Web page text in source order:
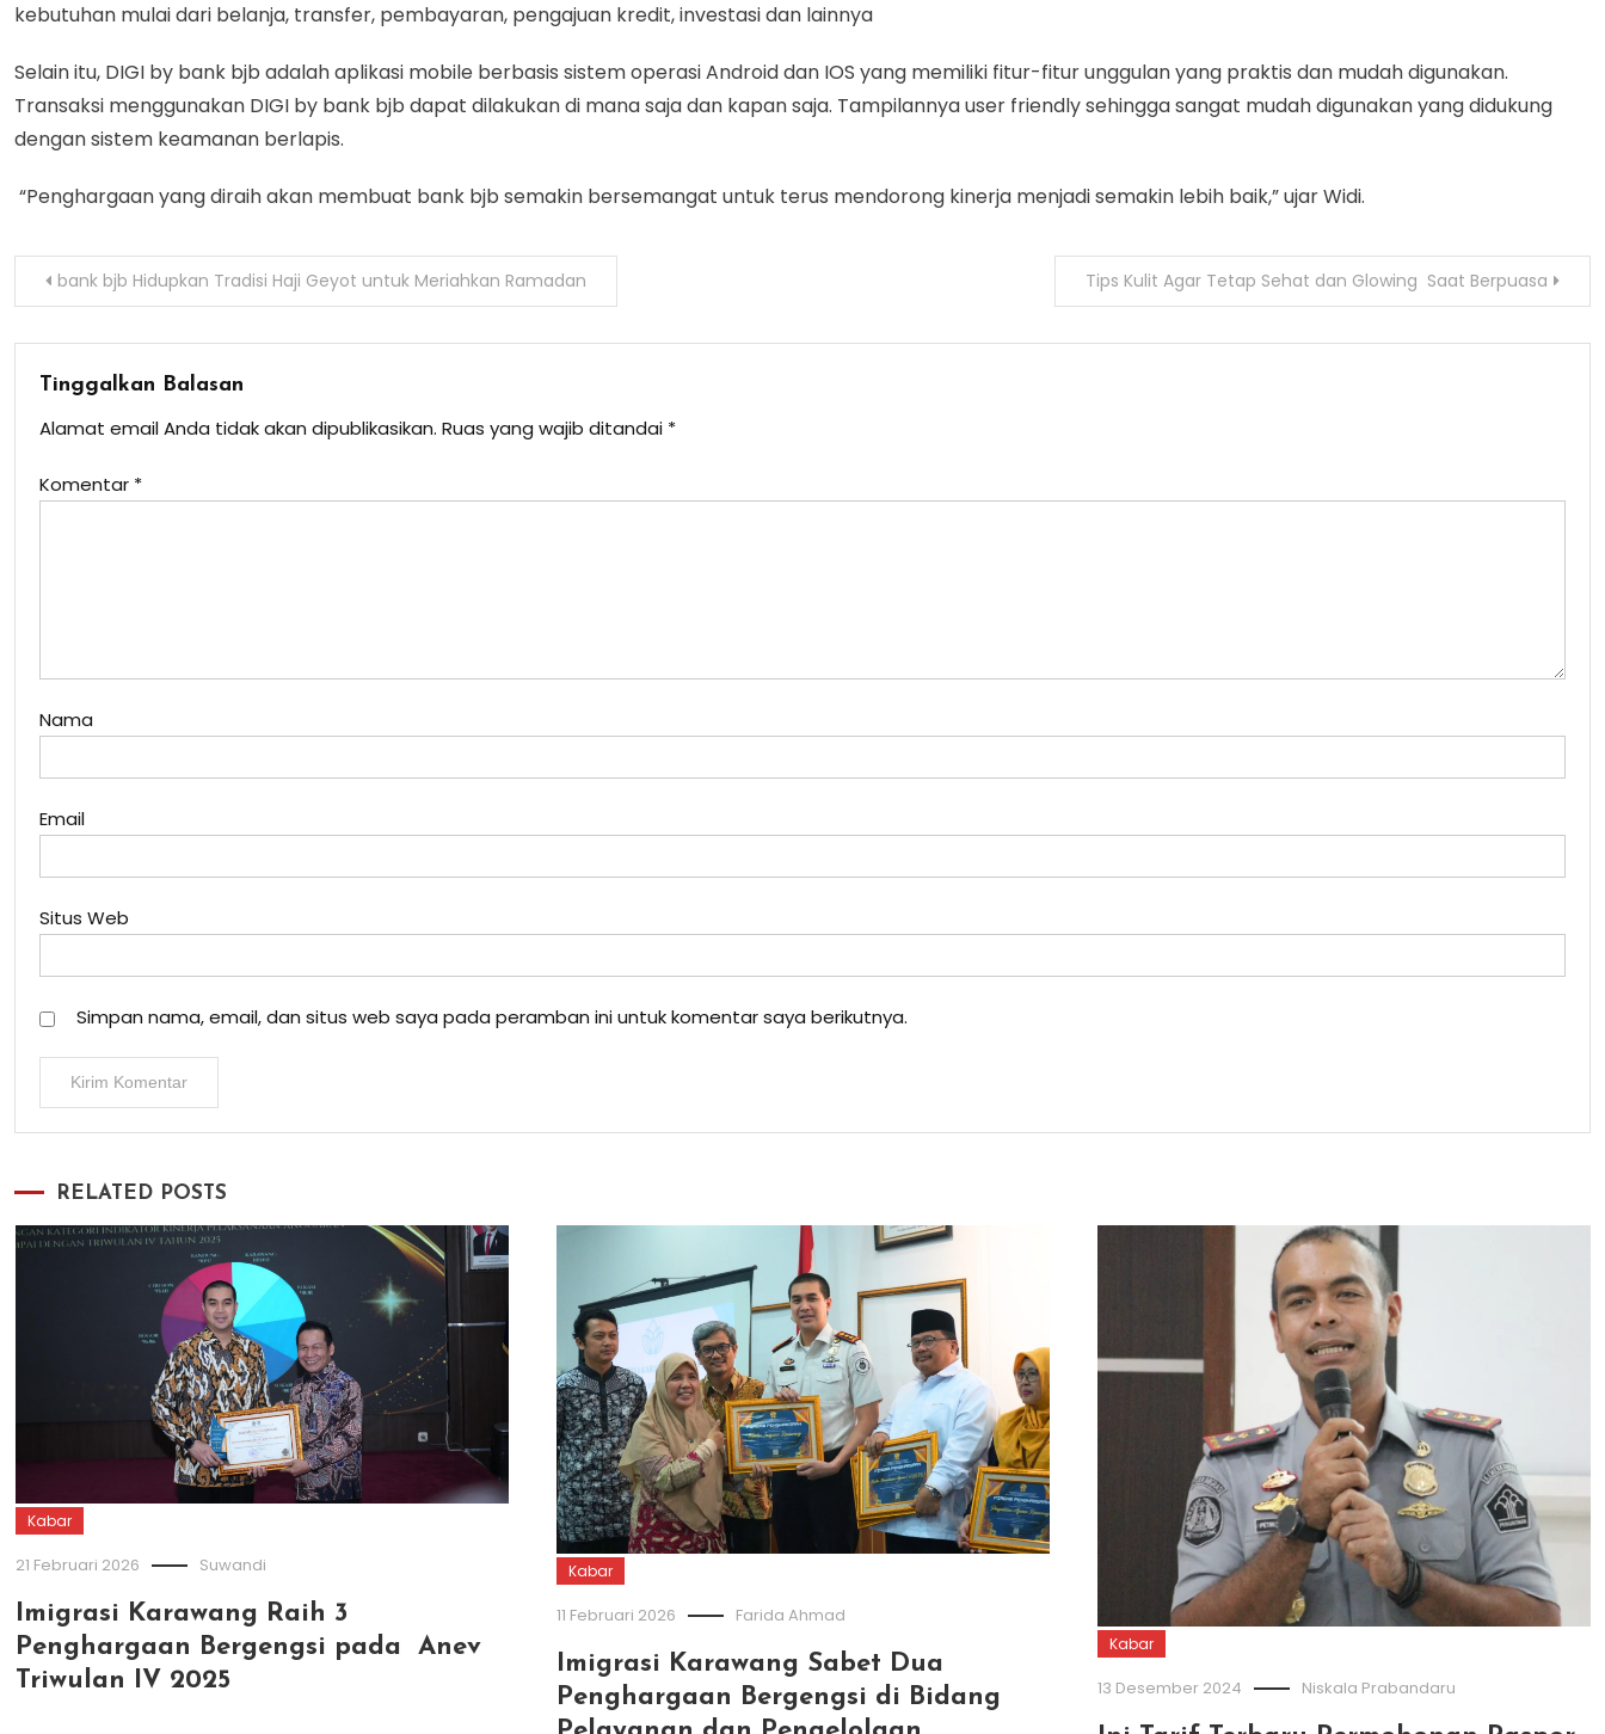
kebutuhan mulai dari belanja, transfer, pembayaran, pengajuan kredit, investasi dan lainnya
Selain itu, DIGI by bank bjb adalah aplikasi mobile berbasis sistem operasi Android dan IOS yang memiliki fitur-fitur unggulan yang praktis dan mudah digunakan.
Transaksi menggunakan DIGI by bank bjb dapat dilakukan di mana saja dan kapan saja. Tampilannya user friendly sehingga sangat mudah digunakan yang didukung
dengan sistem keamanan berlapis.
“Penghargaan yang diraih akan membuat bank bjb semakin bersemangat untuk terus mendorong kinerja menjadi semakin lebih baik,” ujar Widi.
Navigasi
bank bjb Hidupkan Tradisi Haji Geyot untuk Meriahkan Ramadan Tips Kulit Agar Tetap Sehat dan Glowing Saat Berpuasa
Tinggalkan Balasan
Alamat email Anda tidak akan dipublikasikan. Ruas yang wajib ditandai *
Komentar *
Nama
Email
Situs Web
Simpan nama, email, dan situs web saya pada peramban ini untuk komentar saya berikutnya.
RELATED POSTS
Kabar
21 Februari 2026 Suwandi
Imigrasi Karawang Raih 3
Penghargaan Bergengsi pada Anev
Triwulan IV 2025
Kabar
11 Februari 2026 Farida Ahmad
Imigrasi Karawang Sabet Dua
Penghargaan Bergengsi di Bidang
Kabar
13 Desember 2024 Niskala Prabandaru